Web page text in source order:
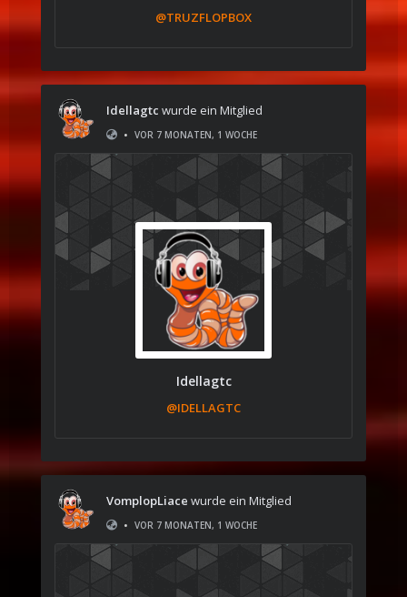
@TRUZFLOPBOX
Idellagtc wurde ein Mitglied
• VOR 7 MONATEN, 1 WOCHE
Idellagtc
@IDELLAGTC
VomplopLiace wurde ein Mitglied
• VOR 7 MONATEN, 1 WOCHE